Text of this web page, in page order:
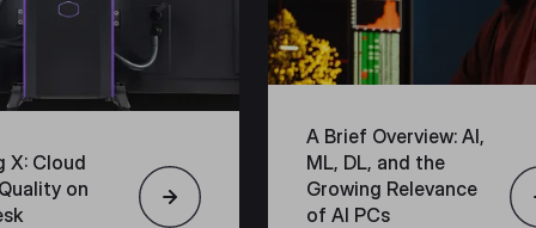
X: Cloud
on
A Brief Overview: AI,
ML, DL, and the
Growing Relevance
of AI PCs